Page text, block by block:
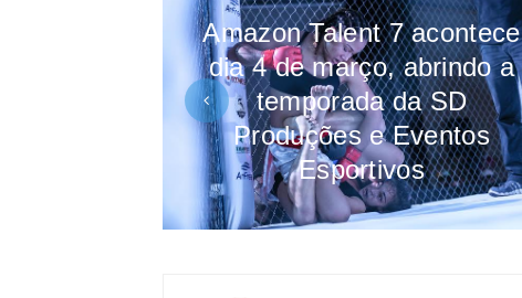
Amazon Talent 7 acontece
dia 4 de março, abrindo a
temporada da SD
Produções e Eventos
Esportivos